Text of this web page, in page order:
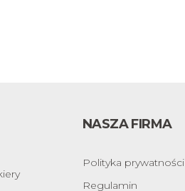
NASZA FIRMA
Polityka prywatności
Regulamin